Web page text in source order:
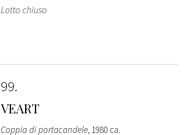
Lotto chiuso
99
VEART
Coppia di portacandele, 1980 ca.